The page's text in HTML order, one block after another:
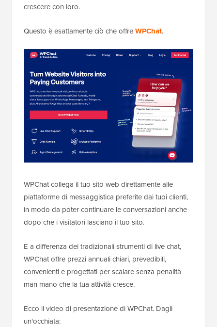
crescere con loro.
Questo è esattamente ciò che offreWPChat.
WPChat collega il tuo sito web direttamente alle
piattaforme di messaggistica preferite dai tuoi clienti,
in modo da poter continuare le conversazioni anche
dopo che i visitatori lasciano il tuo sito.
E a differenza dei tradizionali strumenti di live chat,
WPChat offre prezzi annuali chiari, prevedibili,
convenienti e progettati per scalare senza penalità
man mano che la tua attività cresce.
Ecco il video di presentazione di WPChat. Dagli
un'occhiata: